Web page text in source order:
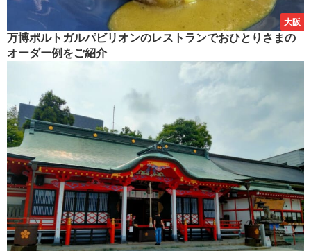
大阪
万博ポルトガルパビリオンのレストランでおひとりさまの
オーダー例をご紹介